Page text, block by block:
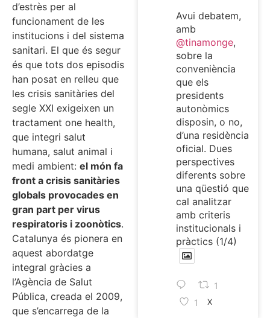
d’estrès per al
funcionament de les
institucions i del sistema
sanitari. El que és segur
és que tots dos episodis
han posat en relleu que
les crisis sanitàries del
segle XXI exigeixen un
tractament one health,
que integri salut
humana, salut animal i
medi ambient: el món fa
front a crisis sanitàries
globals provocades en
gran part per virus
respiratoris i zoonòtics.
Catalunya és pionera en
aquest abordatge
integral gràcies a
l’Agència de Salut
Pública, creada el 2009,
que s’encarrega de la
Avui debatem,
amb
@tinamonge,
sobre la
conveniència
que els
presidents
autonòmics
disposin, o no,
d’una residència
oficial. Dues
perspectives
diferents sobre
una qüestió que
cal analitzar
amb criteris
institucionals i
pràctics (1/4)
1
1
X